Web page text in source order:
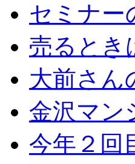
セミナー
売るとき
大前さん
金沢マン
今年２回